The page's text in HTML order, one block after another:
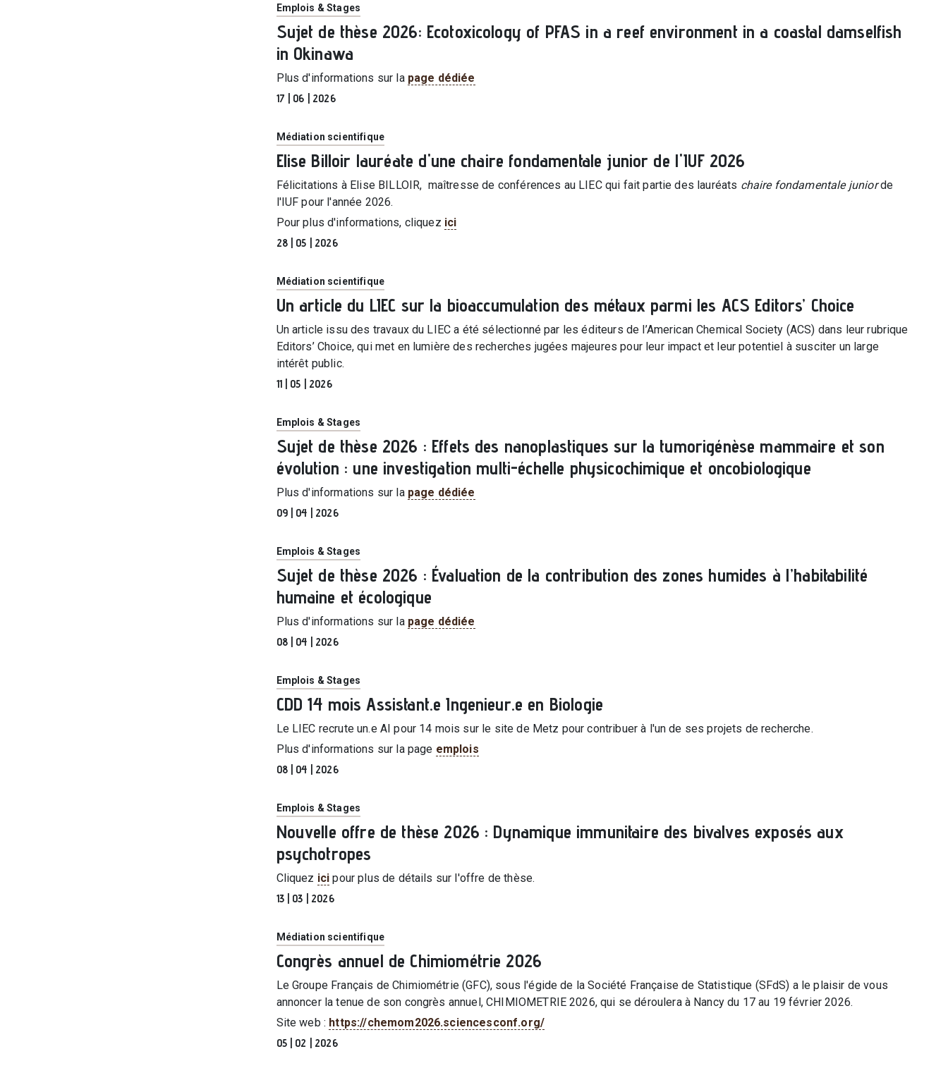
Catégorie
Emplois & Stages
Sujet de thèse 2026: Ecotoxicology of PFAS in a reef environment in a coastal damselfish
in Okinawa
Plus d'informations sur la page dédiée
17 | 06 | 2026
Catégorie
Médiation scientifique
Elise Billoir lauréate d'une chaire fondamentale junior de l'IUF 2026
Félicitations à Elise BILLOIR, maîtresse de conférences au LIEC qui fait partie des lauréats chaire fondamentale juniorde
l'IUF pour l'année 2026.
Pour plus d'informations, cliquez ici
28 | 05 | 2026
Catégorie
Médiation scientifique
Un article du LIEC sur la bioaccumulation des métaux parmi les ACS Editors’ Choice
Un article issu des travaux du LIEC a été sélectionné par les éditeurs de l’American Chemical Society (ACS) dans leur rubrique
Editors’ Choice, qui met en lumière des recherches jugées majeures pour leur impact et leur potentiel à susciter un large
intérêt public.
11 | 05 | 2026
Catégorie
Emplois & Stages
Sujet de thèse 2026 : Effets des nanoplastiques sur la tumorigénèse mammaire et son
évolution : une investigation multi-échelle physicochimique et oncobiologique
Plus d'informations sur la page dédiée
09 | 04 | 2026
Catégorie
Emplois & Stages
Sujet de thèse 2026 : Évaluation de la contribution des zones humides à l’habitabilité
humaine et écologique
Plus d'informations sur la page dédiée
08 | 04 | 2026
Catégorie
Emplois & Stages
CDD 14 mois Assistant.e Ingenieur.e en Biologie
Le LIEC recrute un.e AI pour 14 mois sur le site de Metz pour contribuer à l'un de ses projets de recherche.
Plus d'informations sur la page emplois
08 | 04 | 2026
Catégorie
Emplois & Stages
Nouvelle offre de thèse 2026 : Dynamique immunitaire des bivalves exposés aux
psychotropes
Cliquez ici pour plus de détails sur l'offre de thèse.
13 | 03 | 2026
Catégorie
Médiation scientifique
Congrès annuel de Chimiométrie 2026
Le Groupe Français de Chimiométrie (GFC), sous l'égide de la Société Française de Statistique (SFdS) a le plaisir de vous
annoncer la tenue de son congrès annuel, CHIMIOMETRIE 2026, qui se déroulera à Nancy du 17 au 19 février 2026.
Site web : https://chemom2026.sciencesconf.org/
05 | 02 | 2026